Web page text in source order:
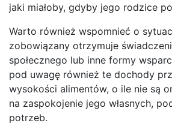
jaki miałoby, gdyby jego rodzice
Warto również wspomnieć o
zobowiązany otrzymuje
społecznego lub inne formy
pod uwagę również te dochody
wysokości alimentów, o ile nie są
na zaspokojenie jego własnych,
potrzeb.